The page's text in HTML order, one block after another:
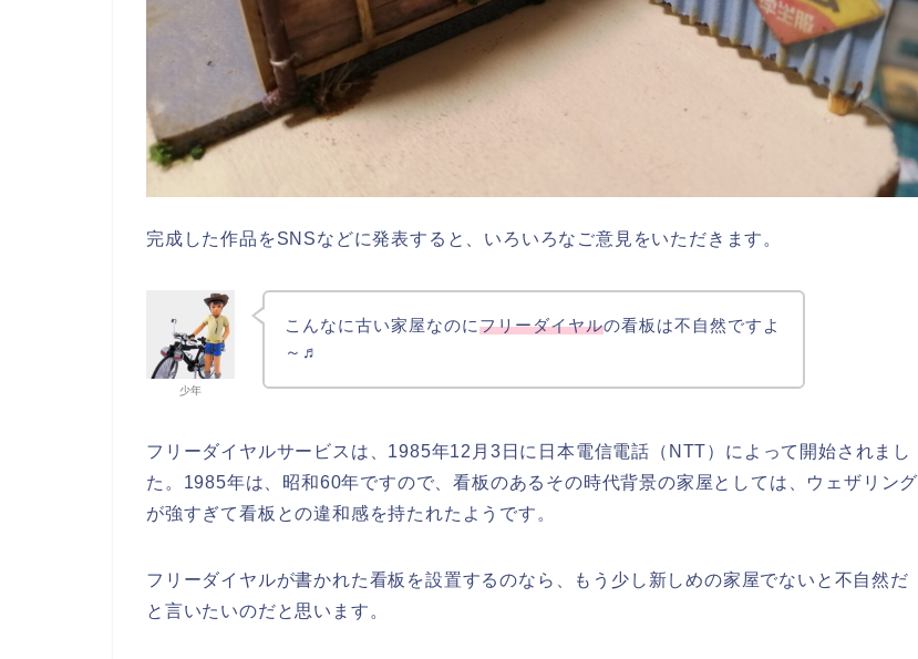
完成した作品をSNSなどに発表すると、いろいろなご意見をいただきます。
少年
こんなに古い家屋なのにフリーダイヤルの看板は不自然ですよ
～♬
フリーダイヤルサービスは、1985年12月3日に日本電信電話（NTT）によって開始されまし
た。1985年は、昭和60年ですので、看板のあるその時代背景の家屋としては、ウェザリング
が強すぎて看板との違和感を持たれたようです。
フリーダイヤルが書かれた看板を設置するのなら、もう少し新しめの家屋でないと不自然だ
と言いたいのだと思います。